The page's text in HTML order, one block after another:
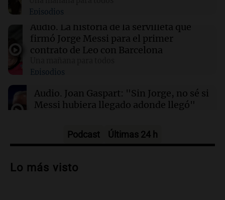
El abuelo de Agostina Vega, tras las nuevas
detenciones: "En esa casa están todos
implicados"
El orgullo y el sueño argentino de Jorge Messi
en una entrevista con Rony Vargas en 2007
Episodios
Audio. La historia de la servilleta que
firmó Jorge Messi para el primer
contrato de Leo con Barcelona
Episodios
Audio. Joan Gaspart: "Sin Jorge, no sé si
Messi hubiera llegado adonde llegó"
Audio.El orgullo y el sueño argentino de
Vargas en 2007
Podcast Últimas 24 h
Lo más visto